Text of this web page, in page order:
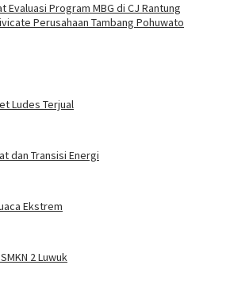
Program MBG di CJ Rantung
Perusahaan Tambang Pohuwato
Ludes Terjual
dan Transisi Energi
Ekstrem
2 Luwuk